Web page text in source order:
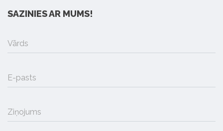
SAZINIES AR MUMS!
Vārds
E-pasts
Ziņojums